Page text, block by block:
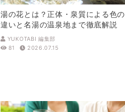
湯の花とは？正体・泉質による色の
違いと名湯の温泉地まで徹底解説
YUKOTABI 編集部
81
2026.07.15